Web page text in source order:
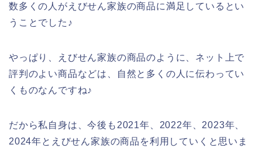
数多くの人がえびせん家族の商品に満足しているとい
うことでした♪
やっぱり、えびせん家族の商品のように、ネット上で
評判のよい商品などは、自然と多くの人に伝わってい
くものなんですね♪
だから私自身は、今後も2021年、2022年、2023年、
2024年とえびせん家族の商品を利用していくと思いま